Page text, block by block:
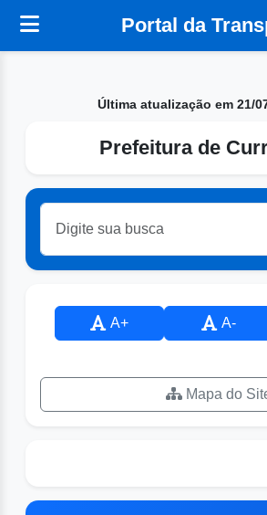
Portal da
Última atualização em 21/
Prefeitura de
A+ A-
Mapa do